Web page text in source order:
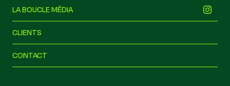
LA BOUCLE MÉDIA
CLIENTS
CONTACT